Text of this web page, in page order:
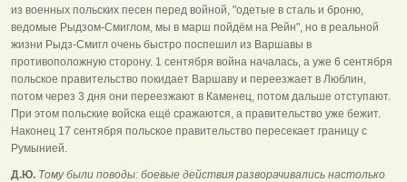
из военных польских песен перед войной, "одетые в сталь и броню,
ведомые Рыдзом-Смиглом, мы в марш пойдём на Рейн", но в реальной
жизни Рыдз-Смигл очень быстро поспешил из Варшавы в
противоположную сторону. 1 сентября война началась, а уже 6 сентября
польское правительство покидает Варшаву и переезжает в Люблин,
потом через 3 дня они переезжают в Каменец, потом дальше отступают.
При этом польские войска ещё сражаются, а правительство уже бежит.
Наконец 17 сентября польское правительство пересекает границу с
Румынией.
Д.Ю. Тому были поводы: боевые действия разворачивались настолько